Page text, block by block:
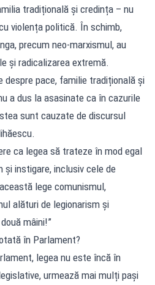
tradițională și credința – nu
violența politică. În schimb,
precum neo-marxismul, au
și radicalizarea extremă.
despre pace, familie tradițională și
a dus la asasinate ca în cazurile
sunt cauzate de discursul
ca legea să trateze în mod egal
instigare, inclusiv cele de
lege comunismul,
alături de legionarism și
mâini!”
în Parlament?
legea nu este încă în
urmează mai mulți pași